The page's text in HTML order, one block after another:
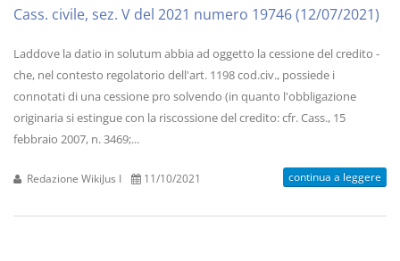
Cass. civile, sez. V del 2021 numero 19746 (12/07/2021)
Laddove la datio in solutum abbia ad oggetto la cessione del credito -
che, nel contesto regolatorio dell'art. 1198 cod.civ., possiede i
connotati di una cessione pro solvendo (in quanto l'obbligazione
originaria si estingue con la riscossione del credito: cfr. Cass., 15
febbraio 2007, n. 3469;...
Redazione WikiJus I 11/10/2021 continua a leggere